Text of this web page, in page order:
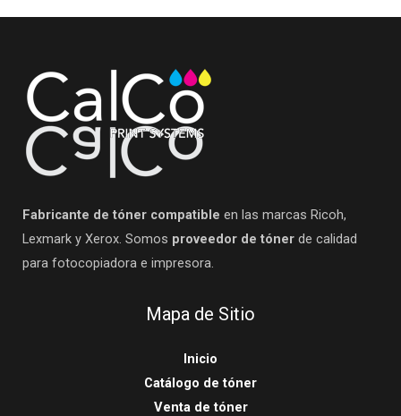
Fabricante de tóner compatible en las marcas Ricoh,
Lexmark y Xerox. Somos proveedor de tóner de calidad
para fotocopiadora e impresora.
Mapa de Sitio
Inicio
Catálogo de tóner
Venta de tóner